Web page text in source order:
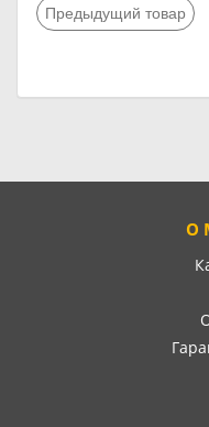
Предыдущий товар
О